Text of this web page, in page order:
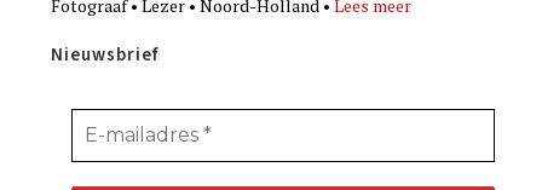
Fotograaf • Lezer • Noord-Holland •Lees meer
Nieuwsbrief